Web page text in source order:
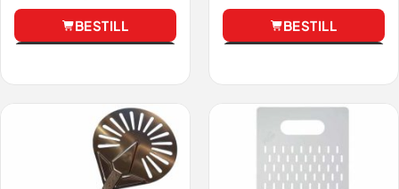
BESTILL BESTILL